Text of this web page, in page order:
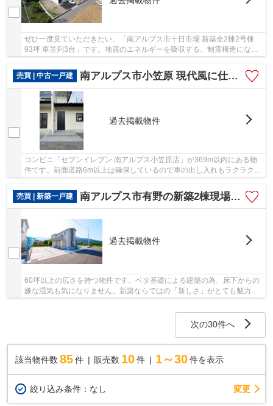
ぜひ一度見ていただきたい、「南アルプス市十日市場 新築全2棟2号棟
93坪 車並列3台」です。地震のエネルギーを吸収する、制震構造になっ
売買 | 中古一戸建
南アルプス市小笠原 現代風に仕上済中古 南東角地 6LDK
過去掲載物件
コンビニ「セブンイレブン 南アルプス小笠原店」が369m以内にある物
件です。前面道路6m以上は確保しているので車の出し入れもラクラクで
売買 | 新築一戸建
南アルプス市有野の新築2棟現場 1号棟 オール電化・車4台
過去掲載物件
60坪以上の広さを持つ物件です。ベタ基礎による建築の為、床下からの
嫌な湿気も気になりません。新築ならではの「新しさ」がとても魅力で
次の30件へ
該当物件数 85件 販売数 10 件 1～30 件を表示
絞り込み条件： なし 変更